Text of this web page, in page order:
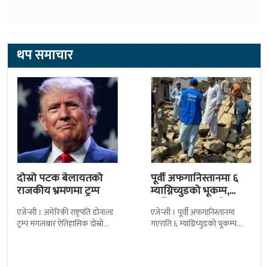
थप समाचार
दोस्रो पटक बेलायतको
राजकीय भ्रमणमा ट्रम्प
एजेन्सी । अमेरिकी राष्ट्रपति डोनाल्ड
ट्रम्प मंगलबार ऐतिहासिक दोस्रो
पूर्वी अफगानिस्तानमा ६
म्याग्निच्युडको भूकम्प,
कम्तिमा २० जनाको ज्यान
गयो
एजेन्सी । पूर्वी अफगानिस्तानमा
गएराति ६ म्याग्निच्युडको भूकम्प